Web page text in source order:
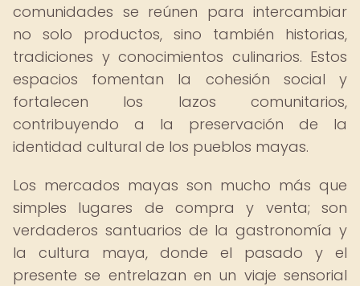
comunidades se reúnen para intercambiar
no solo productos, sino también historias,
tradiciones y conocimientos culinarios. Estos
espacios fomentan la cohesión social y
fortalecen los lazos comunitarios,
contribuyendo a la preservación de la
identidad cultural de los pueblos mayas.
Los mercados mayas son mucho más que
simples lugares de compra y venta; son
verdaderos santuarios de la gastronomía y
la cultura maya, donde el pasado y el
presente se entrelazan en un viaje sensorial